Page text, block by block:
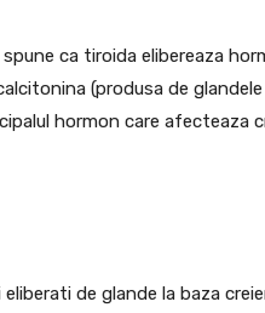
spune ca tiroida elibereaza
(produsa de
hormon care afecteaza
de glande la baza